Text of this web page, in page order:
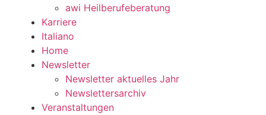
awi Heilberufeberatung
Karriere
Italiano
Home
Newsletter
Newsletter aktuelles Jahr
Newslettersarchiv
Veranstaltungen